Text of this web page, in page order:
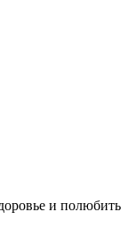
и полюбить